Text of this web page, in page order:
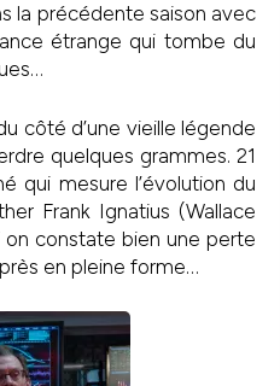
la précédente saison avec
étrange qui tombe du
côté d’une vieille légende
quelques grammes. 21
qui mesure l’évolution du
Frank Ignatius (Wallace
on constate bien une perte
en pleine forme…